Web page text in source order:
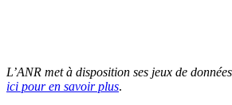
L’ANR met à disposition ses jeux de
ici pour en savoir plus.